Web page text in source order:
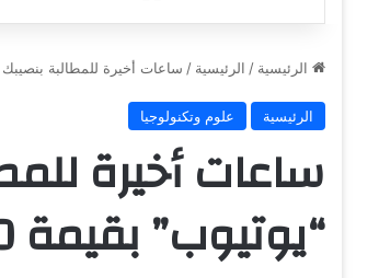
الرئيسية / الرئيسية / ساعات أخيرة للمطالبة بنصيبك من
الرئيسية علوم وتكنولوجيا
ساعات أخيرة
“يوتيوب” بقيمة 30 مليون دولار